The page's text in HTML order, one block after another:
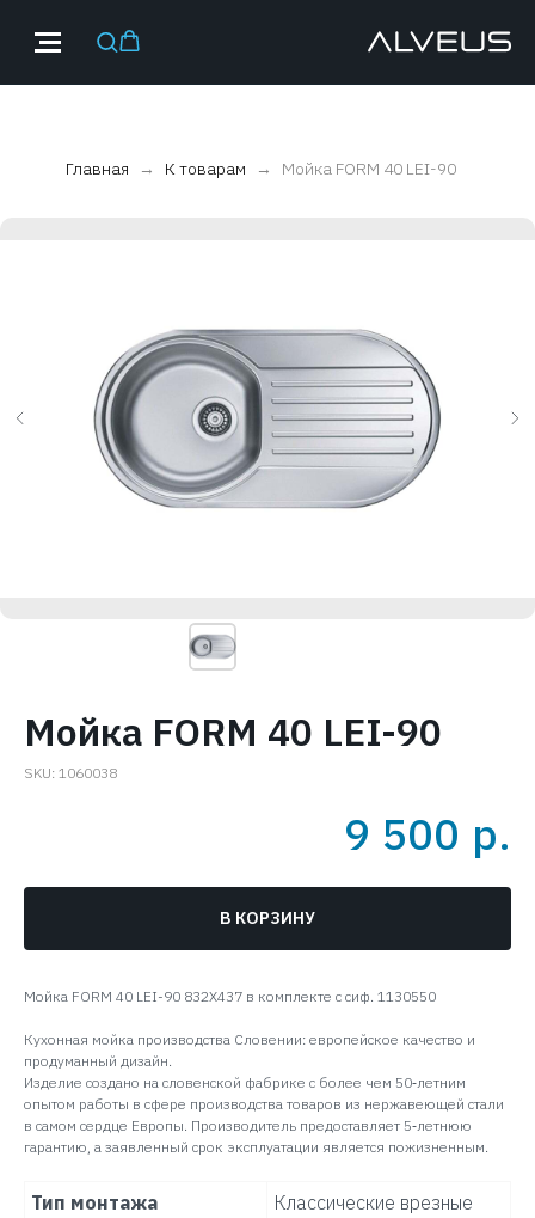
Главная К товарам Мойка FORM 40 LEI-90
Мойка FORM 40 LEI-90
SKU: 1060038
9 500 р.
В КОРЗИНУ
Мойка FORM 40 LEI-90 832X437 в комплекте с сиф. 1130550
Кухонная мойка производства Словении: европейское качество и
продуманный дизайн.
Изделие создано на словенской фабрике с более чем 50‑летним
опытом работы в сфере производства товаров из нержавеющей стали
в самом сердце Европы. Производитель предоставляет 5‑летнюю
гарантию, а заявленный срок эксплуатации является пожизненным.
Тип монтажа
Классические врезные